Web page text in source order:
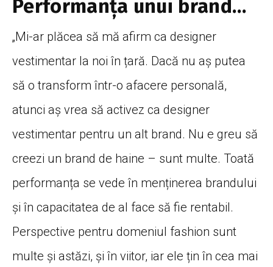
Performanța unui brand…
„Mi-ar plăcea să mă afirm ca designer
vestimentar la noi în țară. Dacă nu aș putea
să o transform într-o afacere personală,
atunci aș vrea să activez ca designer
vestimentar pentru un alt brand. Nu e greu să
creezi un brand de haine – sunt multe. Toată
performanța se vede în menținerea brandului
și în capacitatea de al face să fie rentabil.
Perspective pentru domeniul fashion sunt
multe și astăzi, și în viitor, iar ele țin în cea mai